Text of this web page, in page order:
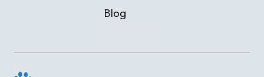
Blog